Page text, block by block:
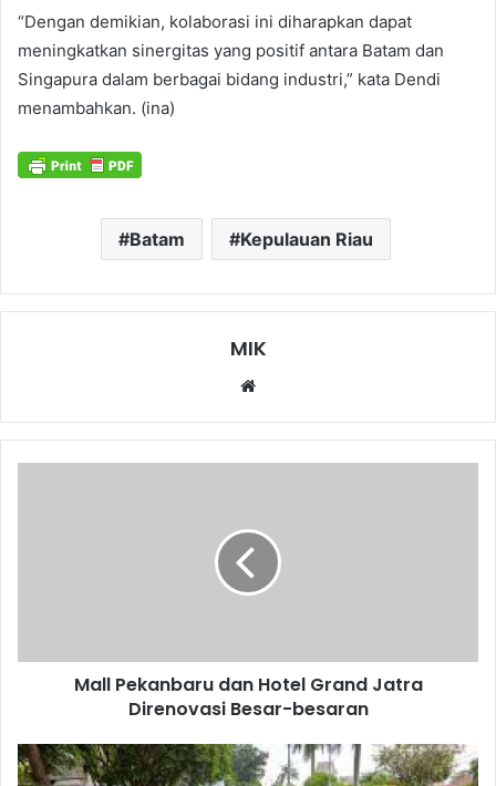
“Dengan demikian, kolaborasi ini diharapkan dapat
meningkatkan sinergitas yang positif antara Batam dan
Singapura dalam berbagai bidang industri,” kata Dendi
menambahkan. (ina)
Batam Kepulauan Riau
MIK
Mall Pekanbaru dan Hotel Grand Jatra
Direnovasi Besar-besaran